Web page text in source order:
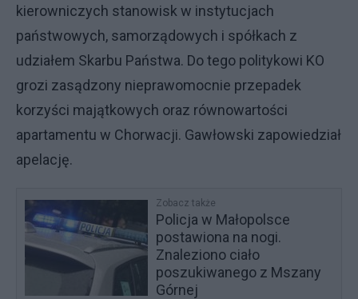
kierowniczych stanowisk w instytucjach
państwowych, samorządowych i spółkach z
udziałem Skarbu Państwa. Do tego politykowi KO
grozi zasądzony nieprawomocnie przepadek
korzyści majątkowych oraz równowartości
apartamentu w Chorwacji. Gawłowski zapowiedział
apelację.
Zobacz także
Policja w Małopolsce
postawiona na nogi.
Znaleziono ciało
poszukiwanego z Mszany
Górnej